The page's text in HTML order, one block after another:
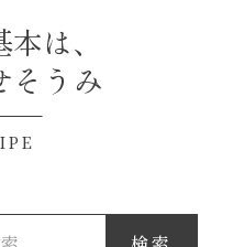
は、
そうみ